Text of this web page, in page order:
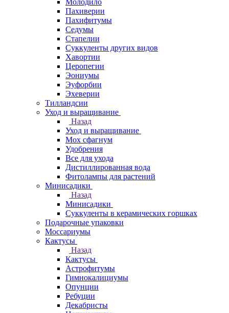
Молодило
Пахиверии
Пахифитумы
Седумы
Стапелии
Суккуленты других видов
Хавортии
Церопегии
Эониумы
Эуфорбии
Эхеверии
Тилландсии
Уход и выращивание
Назад
Уход и выращивание
Мох сфагнум
Удобрения
Все для ухода
Дистиллированная вода
Фитолампы для растений
Минисадики
Назад
Минисадики
Суккуленты в керамических горшках
Подарочные упаковки
Моссариумы
Кактусы
Назад
Кактусы
Астрофитумы
Гимнокалициумы
Опунции
Ребуции
Декабристы